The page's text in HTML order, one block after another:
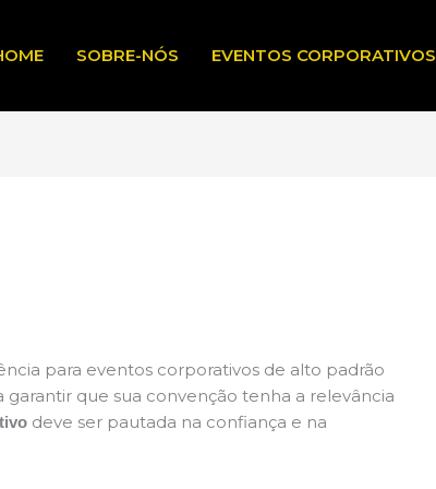
SOBRE-NÓS EVENTOS CORPORATIVOS
para eventos corporativos de alto padrão
garantir que sua convenção tenha a relevância
deve ser pautada na confiança e na